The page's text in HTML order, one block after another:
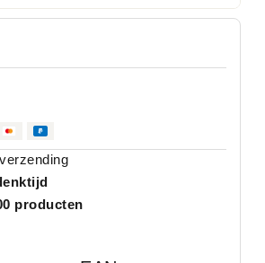
verzending
producten